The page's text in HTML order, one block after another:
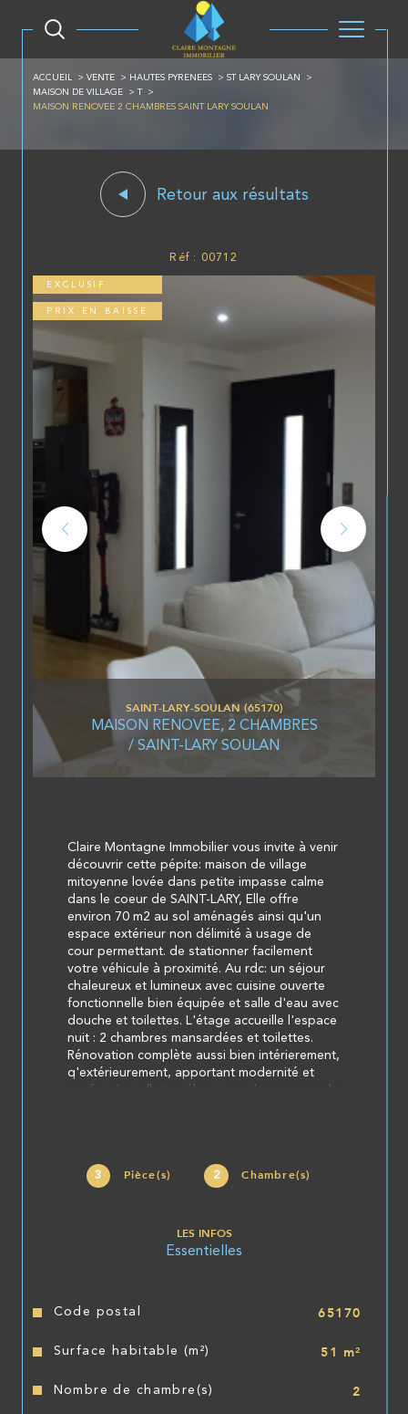
ACCUEIL VENTE HAUTES PYRENEES
ST LARY SOULAN
MAISON DE VILLAGE
T
MAISON RENOVEE 2 CHAMBRES SAINT LARY SOULAN
Retour aux résultats
Réf : 00712
EXCLUSIF
PRIX EN BAISSE
SAINT-LARY-SOULAN (65170)
MAISON RENOVEE, 2 CHAMBRES
/ SAINT-LARY SOULAN
3 Pièce(s) 2 Chambre(s)
LES INFOS
Essentielles
Caractéristiques Valeurs
Code postal 65170
Surface habitable (m²) 51 m²
Nombre de chambre(s) 2
Claire Montagne Immobilier vous invite à venir
découvrir cette pépite: maison de village
mitoyenne lovée dans petite impasse calme
dans le coeur de SAINT-LARY, Elle offre
environ 70 m2 au sol aménagés ainsi qu'un
espace extérieur non délimité à usage de
cour permettant. de stationner facilement
votre véhicule à proximité. Au rdc: un séjour
chaleureux et lumineux avec cuisine ouverte
fonctionnelle bien équipée et salle d'eau avec
douche et toilettes. L'étage accueille l'espace
nuit : 2 chambres mansardées et toilettes.
Rénovation complète aussi bien intérierement,
q'extérieurement, apportant modernité et
confort (installation électrique,chappe au sol,
profiter !
exposé sont disponibles sur le site